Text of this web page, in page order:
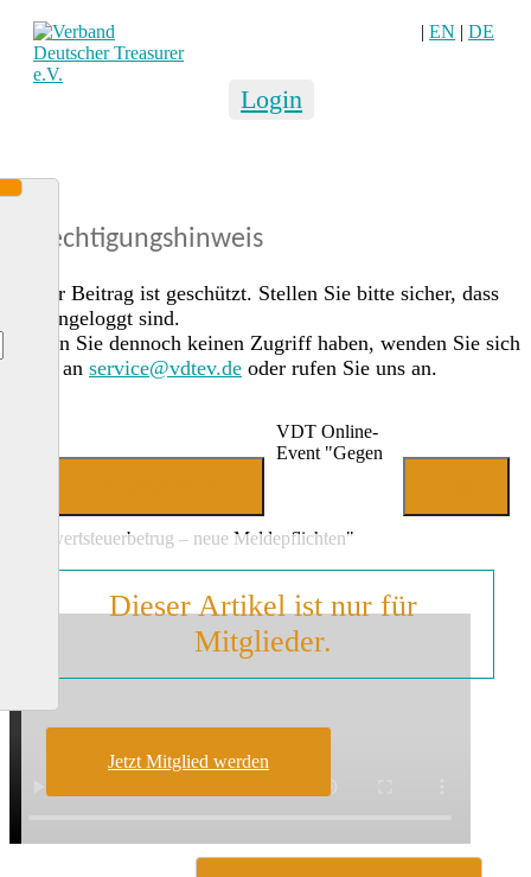
| EN | DE
Login
Berechtigungshinweis
Dieser Beitrag ist geschützt. Stellen Sie bitte sicher, dass
Sie eingeloggt sind.
Sollten Sie dennoch keinen Zugriff haben, wenden Sie sich
gerne an service@vdtev.de oder rufen Sie uns an.
VDT Online-
Event "Gegen
Mehrwertsteuerbetrug – neue Meldepflichten"
Dieser Artikel ist nur für
Mitglieder.
Jetzt Mitglied werden